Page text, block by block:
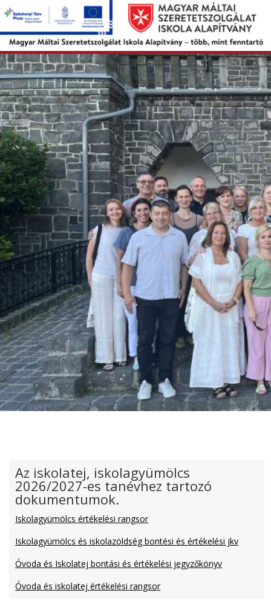
Az iskolatej, iskolagyümölcs
2026/2027-es tanévhez tartozó
dokumentumok.
Iskolagyümölcs értékelési rangsor
Iskolagyümölcs és iskolazöldség bontési és értékelési jkv
Óvoda és Iskolatej bontási és értékelési jegyzőkönyv
Óvoda és iskolatej értékelési rangsor